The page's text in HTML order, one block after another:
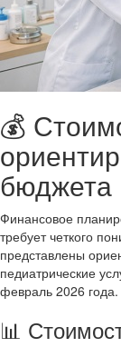
💰
бюджета
Финансовое
требует четкого
представлены
педиатрические
февраль 2026 года.
📊